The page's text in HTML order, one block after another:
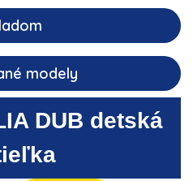
modely
DUB detská